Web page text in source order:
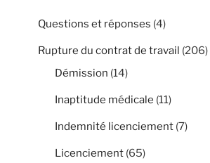
Questions et réponses (4)
Rupture du contrat de travail (206)
Démission (14)
Inaptitude médicale (11)
Indemnité licenciement (7)
Licenciement (65)